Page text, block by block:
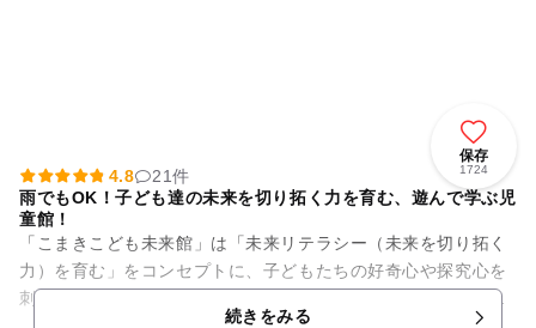
保存
1724
4.8
21件
雨でもOK！子ども達の未来を切り拓く力を育む、遊んで学ぶ児
童館！
「こまきこども未来館」は「未来リテラシー（未来を切り拓く
力）を育む」をコンセプトに、子どもたちの好奇心や探究心を
刺激する様々な遊びや体験を通して豊かな学びを見つけること
続きをみる